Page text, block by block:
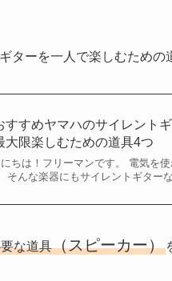
ターを一人で楽しむための
すすめヤマハのサイレント
大限楽しむための道具4つ
ちは！フリーマンです。 電気を
そんな楽器にもサイレントギター
な道具（スピーカー）